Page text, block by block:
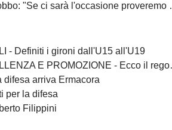
l'occasione proveremo a salire. Franco Martin? Un vincente"
- Definiti i gironi dall'U15 all'U19
E PROMOZIONE - Ecco il regolamento
arriva Ermacora
per la difesa
Filippini